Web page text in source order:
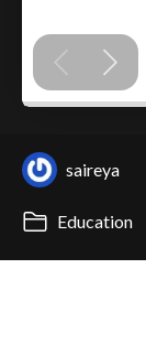
saireya
Education